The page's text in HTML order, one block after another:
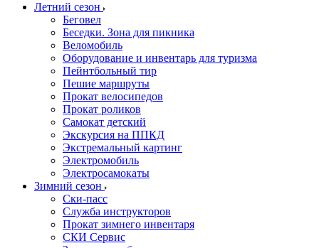
Летний сезон
Беговел
Беседки. Зона для пикника
Веломобиль
Оборудование и инвентарь для туризма
Пейнтбольный тир
Пешие маршруты
Прокат велосипедов
Прокат роликов
Самокат детский
Экскурсия на ППКД
Экстремальный картинг
Электромобиль
Электросамокаты
Зимний сезон
Ски-пасс
Служба инструкторов
Прокат зимнего инвентаря
СКИ Сервис